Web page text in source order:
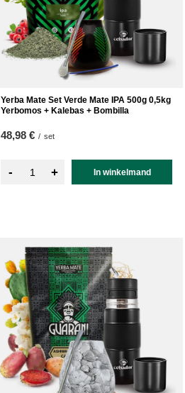
Yerba Mate Set Verde Mate IPA 500g 0,5kg
Yerbomos + Kalebas + Bombilla
48,98 € / set
- + In winkelmand